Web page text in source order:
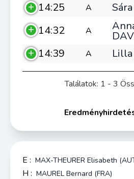
14:25 A
14:32
A
14:39
A Lilla
Találatok: 1 - 3
E : MAX-THEURER Elisabeth
H : MAUREL Bernard (FRA)